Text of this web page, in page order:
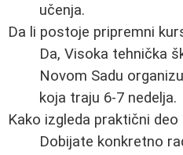
učenja.
Da li postoje pripremni
Da, Visoka tehnička
Novom Sadu
koja traju 6-7 nedelja.
Kako izgleda praktični deo
Dobijate konkretno